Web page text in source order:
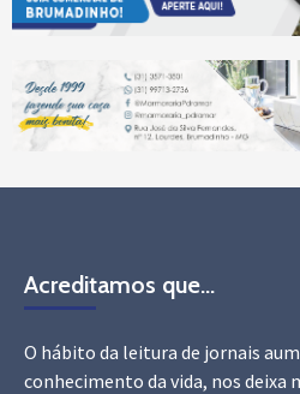
Acreditamos que…
O hábito da leitura de jornais
conhecimento da vida, nos deixa